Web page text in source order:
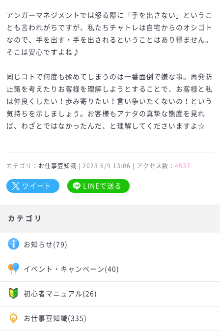
アンガーマネジメントでは怒る際に「手を出さない」というこ
とも言われがちですが、私たちチャトレは自宅からのオシゴト
なので、手を出す・手を出されるということはあり得ません。
そこは安心ですよね♪
同じコトで何度も揉めてしまうのは一番面倒で嫌な事。再発防
止策を考えたりお客様を理解しようとすることで、お客様と私
は仲良くしたい！歩み寄りたい！言い争いたくないの！という
気持ちを示しましょう。お客様もアナタの真摯な態度を見れ
ば、わざとではなかったんだ、と理解してくださいますよ☆
カテゴリ： お仕事豆知識 | 2023 6/9 13:06 | アクセス数：4537
ツイート LINEで送る
カテゴリ
お知らせ (79)
イベント・キャンペーン (40)
初心者マニュアル(26)
お仕事豆知識(335)